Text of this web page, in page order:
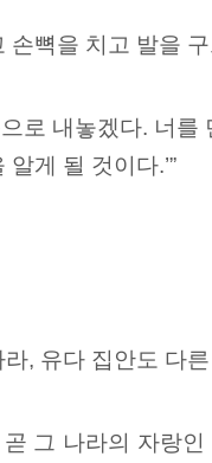
뼉을 치고 발을
로 내놓겠다. 너를
게 될 것이다.’”
라, 유다 집안도 다
곧 그 나라의 자랑